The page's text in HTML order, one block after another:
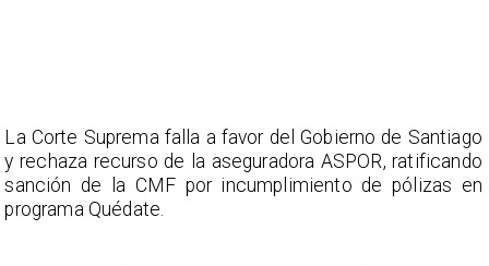
La Corte Suprema falla a favor del Gobierno de Santiago
y rechaza recurso de la aseguradora ASPOR, ratificando
sanción de la CMF por incumplimiento de pólizas en
programa Quédate.